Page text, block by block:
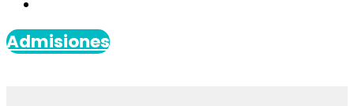
Admisiones